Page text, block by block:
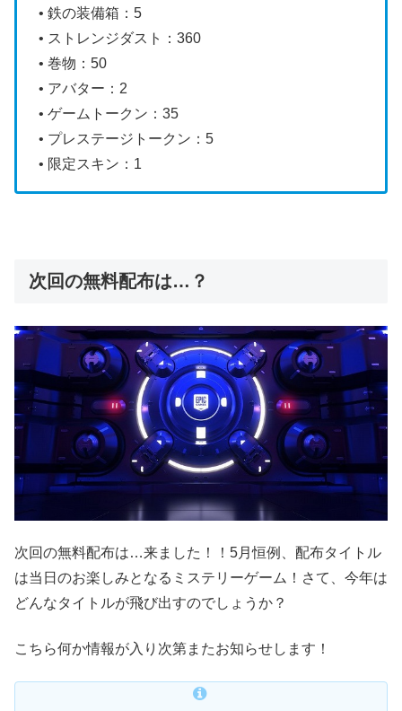
• 鉄の装備箱：5
• ストレンジダスト：360
• 巻物：50
• アバター：2
• ゲームトークン：35
• プレステージトークン：5
• 限定スキン：1
次回の無料配布は…？
次回の無料配布は…来ました！！5月恒例、配布タイトル
は当日のお楽しみとなるミステリーゲーム！さて、今年は
どんなタイトルが飛び出すのでしょうか？
こちら何か情報が入り次第またお知らせします！